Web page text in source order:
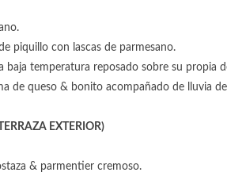
piquillo con lascas de parmesano.
temperatura reposado sobre su propia
de queso & bonito acompañado de lluvia
EXTERIOR)
& parmentier cremoso.